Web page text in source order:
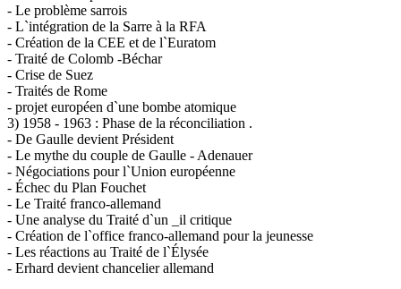
- Le problème sarrois
- L`intégration de la Sarre à la RFA
- Création de la CEE et de l`Euratom
- Traité de Colomb -Béchar
- Crise de Suez
- Traités de Rome
- projet européen d`une bombe atomique
3) 1958 - 1963 : Phase de la réconciliation .
- De Gaulle devient Président
- Le mythe du couple de Gaulle - Adenauer
- Négociations pour l`Union européenne
- Échec du Plan Fouchet
- Le Traité franco-allemand
- Une analyse du Traité d`un _il critique
- Création de l`office franco-allemand pour la jeunesse
- Les réactions au Traité de l`Élysée
- Erhard devient chancelier allemand